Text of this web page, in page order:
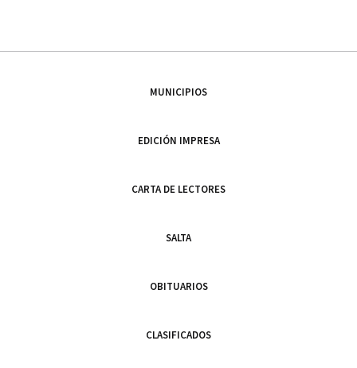
MUNICIPIOS
EDICIÓN IMPRESA
CARTA DE LECTORES
SALTA
OBITUARIOS
CLASIFICADOS